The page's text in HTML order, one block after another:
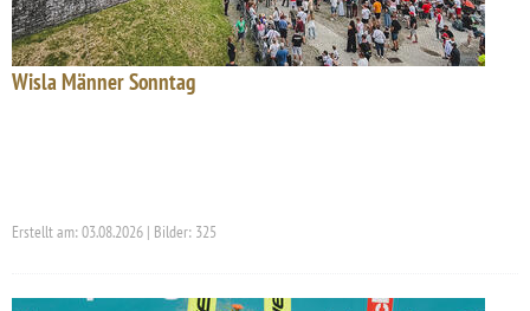
Wisla Männer Sonntag
Erstellt am: 03.08.2026 | Bilder: 325